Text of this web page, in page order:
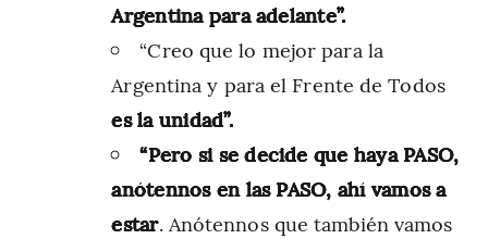
Argentina para adelante”.
“Creo que lo mejor para la
Argentina y para el Frente de Todos
es la unidad”.
“Pero si se decide que haya PASO,
anótennos en las PASO, ahí vamos a
estar. Anótennos que también vamos